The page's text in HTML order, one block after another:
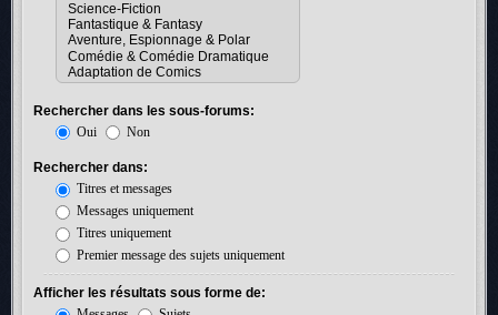
Rechercher dans les sous-forums:
Oui
Non
Rechercher dans:
Titres et messages
Messages uniquement
Titres uniquement
Premier message des sujets uniquement
Afficher les résultats sous forme de: